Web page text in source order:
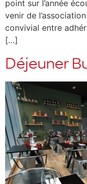
point sur l’année
venir de
convivial entre
[…]
Déjeuner